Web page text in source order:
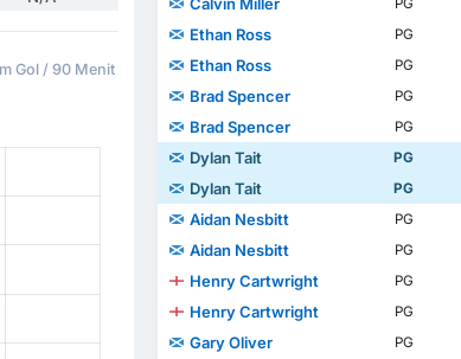
Gol / 90 Menit
PG
Ethan Ross
PG
Ethan Ross
PG
Brad Spencer
PG
Brad Spencer
PG
Dylan Tait
PG
Dylan Tait
PG
Aidan Nesbitt
PG
Aidan Nesbitt
PG
Henry Cartwright
PG
Henry Cartwright
PG
Gary Oliver
PG